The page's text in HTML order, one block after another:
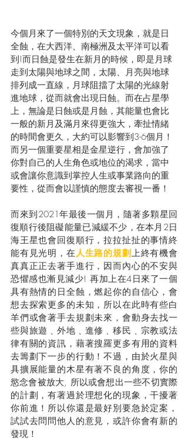
今個月來了一個特別的天文現象，就是日
全蝕，在大西洋、南極洲及太平洋可以看
到!而日蝕是發生在新月的時候，即是月球
走到太陽與地球之間，太陽、月亮與地球
排列成一直線，月球阻擋了太陽的光線射
進地球，從而就會出現日蝕。而在占星學
上，無論是日蝕或是月蝕，其能量也會比
一般的新月及滿月來得更強大，牽扯情緒
的時間會更久，大約可以影響到3-6個月！
而另一個重要星相是金星逆行，會加強了
你對自己的人生角色或地位的渴求，當中
或會讓你意識到掌控人生或事業路向的重
要性，從而會以謹慎的態度去審視一番！
而來到2021年最後一個月，隨著多顆星回
復順行後阻礙能量已減緩不少，在本月2日
海王星也會回復順行，拉拉扯扯的事情終
能有見光明，在人生路的規劃上終有機會
真真正正去著手進行，因而內心的不安與
恐懼感也漸見減少! 再加上在4日來了一個
具有熱情的日全蝕，燃起你的自信心，會
想去探索更多的未知，所以在此時有些白
羊們或會著手去規劃未來，會動身去找一
些與旅遊﹑外地﹑進修﹑移民﹑宗教或法
律有關的資訊，藉著搜羅更多有用的資料
去籌劃下一步的行動！不過，由於火星與
具擴展能量的木星有著不良的角度，你的
慾念會被放大, 所以或會想出一些不切實際
的計劃，有著過於理想化的現象，干擾著
你前進！所以你還是最好別要急於定案，
試試去問問他人的意見，或許你會有新的
發現！